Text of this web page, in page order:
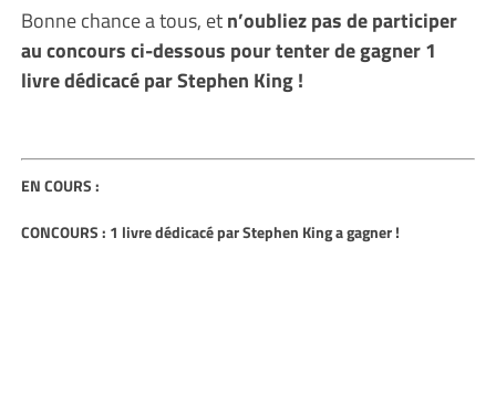
Bonne chance a tous, etn’oubliez pas de participer
au concours ci-dessous pour tenter de gagner 1
livre dédicacé par Stephen King !
EN COURS :
CONCOURS : 1 livre dédicacé par Stephen King a gagner !